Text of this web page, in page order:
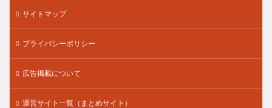
サイトマップ
プライバシーポリシー
広告掲載について
運営サイト一覧（まとめサイト）